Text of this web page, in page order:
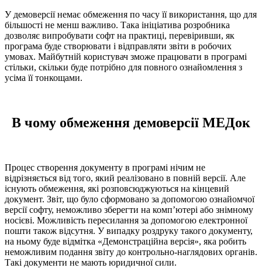
У демоверсії немає обмеження по часу її використання, що для
більшості не менш важливо. Така ініціатива розробника
дозволяє випробувати софт на практиці, перевіривши, як
програма буде створювати і відправляти звіти в робочих
умовах. Майбутній користувач зможе працювати в програмі
стільки, скільки буде потрібно для повного ознайомлення з
усіма її тонкощами.
В чому обмеження демоверсії МЕДок
Процес створення документу в програмі нічим не
відрізняється від того, який реалізовано в повній версії. Але
існують обмеження, які розповсюджуються на кінцевий
документ. Звіт, що було сформовано за допомогою ознайомчої
версії софту, неможливо зберегти на комп’ютері або знімному
носієві. Можливість пересилання за допомогою електронної
пошти також відсутня. У випадку роздруку такого документу,
на ньому буде відмітка «Демонстраційна версія», яка робить
неможливим подання звіту до контрольно-наглядових органів.
Такі документи не мають юридичної сили.